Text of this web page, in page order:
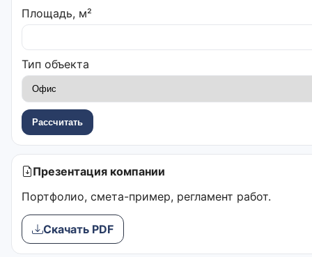
Площадь, м²
Тип объекта
Рассчитать
Презентация компании
Портфолио, смета-пример, регламент работ.
Скачать PDF